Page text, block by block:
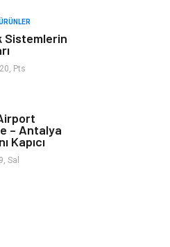
& Ekonomi
Sistemlerin
Pts
– Antalya
Kapıcı
Sal